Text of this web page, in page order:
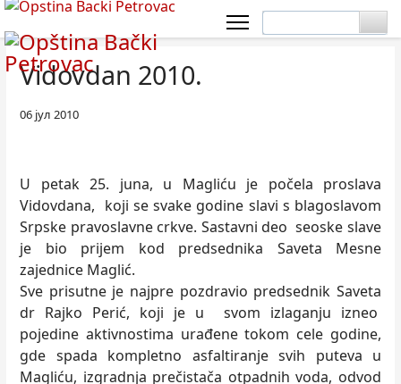
Vidovdan 2010.
06 јул 2010
U petak 25. juna, u Magliću je počela proslava
Vidovdana, koji se svake godine slavi s blagoslavom
Srpske pravoslavne crkve. Sastavni deo seoske slave
je bio prijem kod predsednika Saveta Mesne
zajednice Maglić.
Sve prisutne je najpre pozdravio predsednik Saveta
dr Rajko Perić, koji je u svom izlaganju izneo
pojedine aktivnostima urađene tokom cele godine,
gde spada kompletno asfaltiranje svih puteva u
Magliću, izgradnja prečistača otpadnih voda, odvod